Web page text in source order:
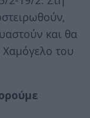
και θα
του